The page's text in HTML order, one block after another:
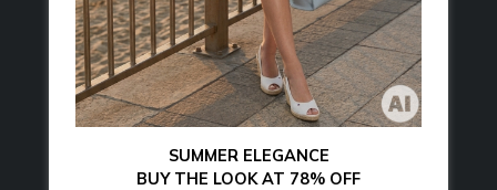
SUMMER ELEGANCE
BUY THE LOOK AT 78% OFF